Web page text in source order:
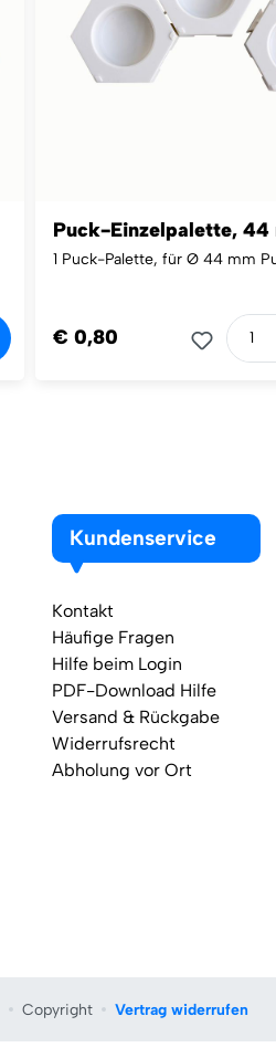
Puck-Einzelpalette, 44
1 Puck-Palette, für Ø 44 mm
€ 0,80
Kundenservice
Kontakt
Häufige Fragen
Hilfe beim Login
PDF-Download Hilfe
Versand & Rückgabe
Widerrufsrecht
Abholung vor Ort
Copyright Vertrag widerrufen